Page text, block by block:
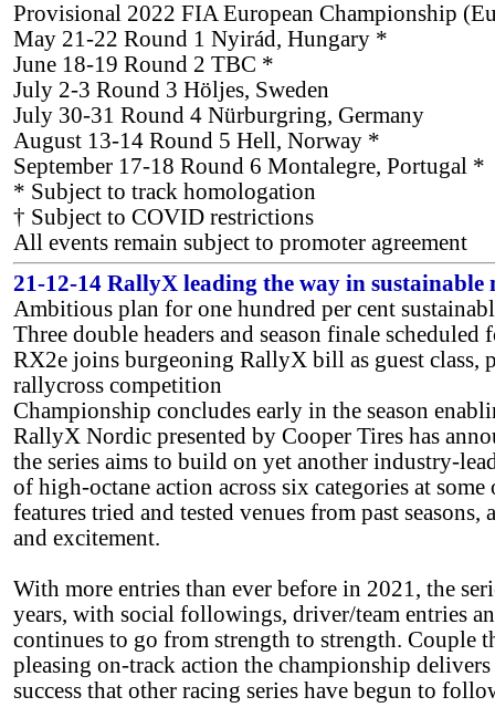
Provisional 2022 FIA European Championship
May 21-22 Round 1 Nyirád, Hungary *
June 18-19 Round 2 TBC *
July 2-3 Round 3 Höljes, Sweden
July 30-31 Round 4 Nürburgring, Germany
August 13-14 Round 5 Hell, Norway *
September 17-18 Round 6 Montalegre, Portugal *
* Subject to track homologation
† Subject to COVID restrictions
All events remain subject to promoter agreement
21-12-14 RallyX leading the way in sustainable
Ambitious plan for one hundred per cent
Three double headers and season finale
RX2e joins burgeoning RallyX bill as guest
rallycross competition
Championship concludes early in the season
RallyX Nordic presented by Cooper Tires has
the series aims to build on yet another industry-
of high-octane action across six categories at
features tried and tested venues from past
and excitement.
With more entries than ever before in 2021, the
years, with social followings, driver/team entries
continues to go from strength to strength. Couple
pleasing on-track action the championship
success that other racing series have begun to